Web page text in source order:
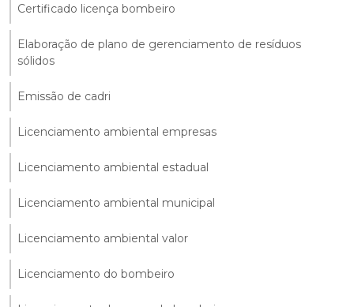
Certificado licença bombeiro
Elaboração de plano de gerenciamento de resíduos
sólidos
Emissão de cadri
Licenciamento ambiental empresas
Licenciamento ambiental estadual
Licenciamento ambiental municipal
Licenciamento ambiental valor
Licenciamento do bombeiro